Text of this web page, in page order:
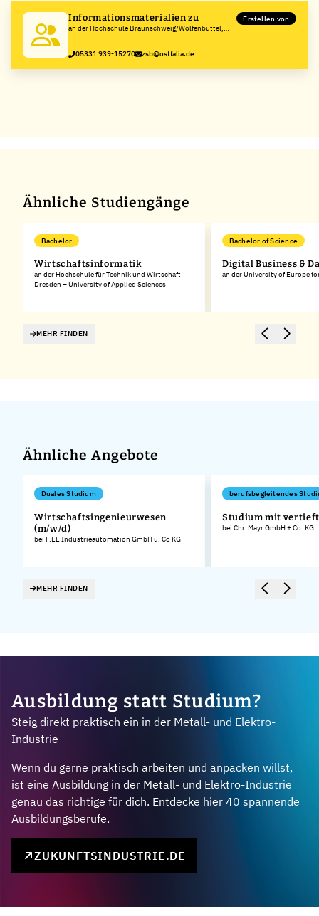
Informationsmaterialien zu
an der Hochschule Braunschweig/Wolfenbüttel,
Erstellen von
05331 939-15270 zsb@ostfalia.de
Ähnliche Studiengänge
Bachelor
Wirtschaftsinformatik
an der Hochschule für Technik und Wirtschaft
Dresden – University of Applied Sciences
Bachelor of Science
Digital Business &
an der University of Europe
MEHR FINDEN
Ähnliche Angebote
Duales Studium
Wirtschaftsingenieurwesen
(m/w/d)
bei F.EE Industrieautomation GmbH u. Co KG
berufsbegleitendes
Studium mit
bei Chr. Mayr GmbH + Co. KG
MEHR FINDEN
Ausbildung statt Studium?
Steig direkt praktisch ein in der Metall- und Elektro-
Industrie
Wenn du gerne praktisch arbeiten und anpacken willst,
ist eine Ausbildung in der Metall- und Elektro-Industrie
genau das richtige für dich. Entdecke hier 40 spannende
Ausbildungsberufe.
ZUKUNFTSINDUSTRIE.DE